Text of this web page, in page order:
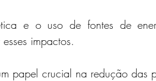
e o uso de fontes de
impactos.
papel crucial na redução das